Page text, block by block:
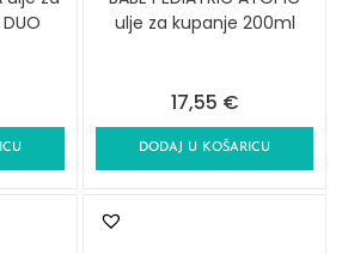
ulje za kupanje 200ml
17,55 €
DODAJ U KOŠARICU